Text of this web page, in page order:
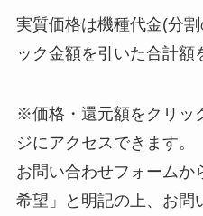
実質価格は機種代金(分
ック金額を引いた合計額
※価格・還元額をクリッ
ジにアクセスできます。
お問い合わせフォームか
希望」と明記の上、お問